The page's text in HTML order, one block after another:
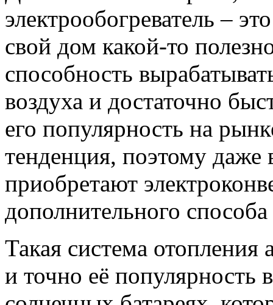
электрообогреватель –
свой дом какой-то
способность
воздуха и достаточно
его популярность на
тенденция, поэтому
приобретают
дополнительного
Такая система отопления
и точно её популярность